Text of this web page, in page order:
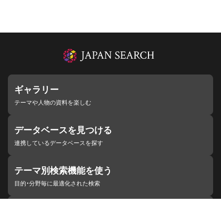
ギャラリー
テーマや人物の資料を楽しむ
データベースを見つける
連携しているデータベースを探す
テーマ別検索機能を使う
目的・分野毎に最適化された検索